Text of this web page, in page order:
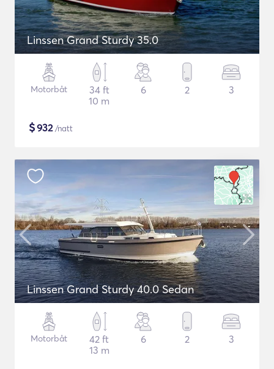
Linssen Grand Sturdy 35.0
Motorbåt
34 ft
10 m
6 2 3
$932/natt
Linssen Grand Sturdy 40.0 Sedan
Motorbåt
42 ft
13 m
6 2 3